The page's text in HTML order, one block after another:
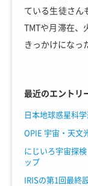
ている生徒さん
TMTや月滞在、
きっかけになっ
最近のエントリ
日本地球惑星科
OPIE 宇宙・天文
にじいろ宇宙探
ップ
IRISの第1回最終